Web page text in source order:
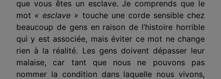
que vous êtes un esclave. Je comprends que le
mot « esclave » touche une corde sensible chez
beaucoup de gens en raison de l’histoire horrible
qui y est associée, mais éviter ce mot ne change
rien à la réalité. Les gens doivent dépasser leur
malaise, car tant que nous ne pouvons pas
nommer la condition dans laquelle nous vivons,